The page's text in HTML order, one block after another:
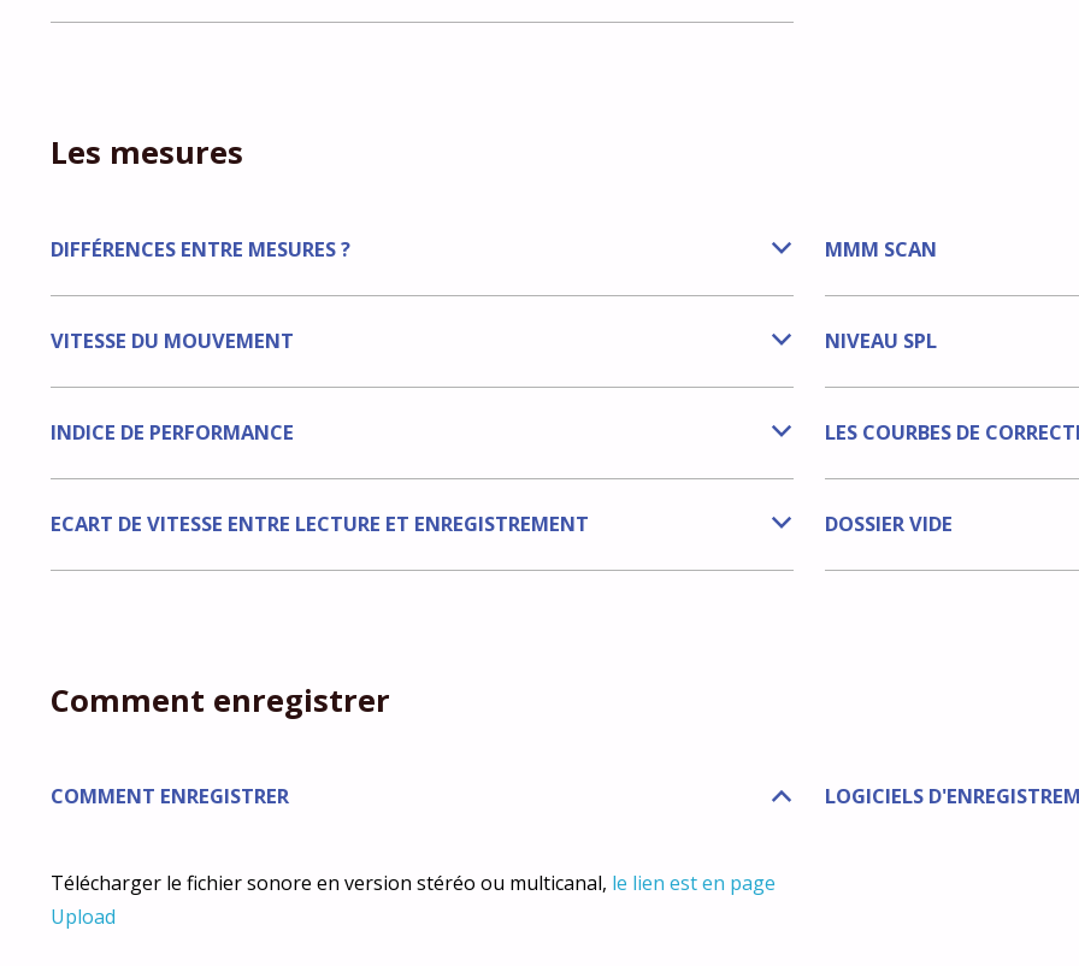
Les mesures
b
DIFFÉRENCES ENTRE MESURES ? MMM SCAN
b
VITESSE DU MOUVEMENT NIVEAU SPL
b
INDICE DE PERFORMANCE LES COURBES DE
b
ECART DE VITESSE ENTRE LECTURE ET ENREGISTREMENT DOSSIER VIDE
Comment enregistrer
B
COMMENT ENREGISTRER
Télécharger le fichier sonore en version stéréo ou multicanal, le lien est en page
Upload
LOGICIELS